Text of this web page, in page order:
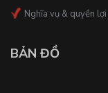
Nghĩa vụ & quyền
BẢN ĐỒ